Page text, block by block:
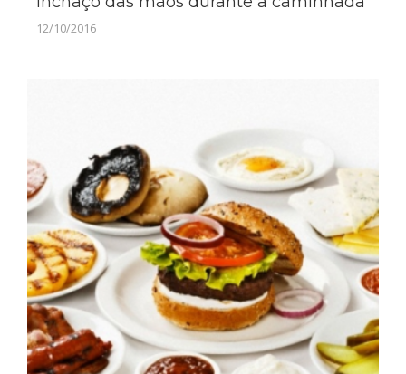
12/10/2016